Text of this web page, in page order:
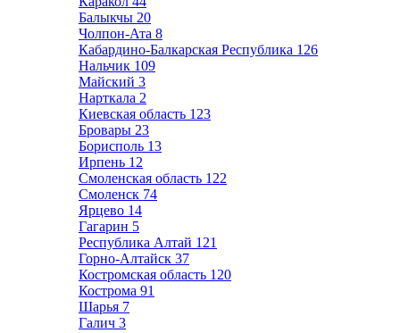
Балыкчы 20
Чолпон-Ата 8
Кабардино-Балкарская Республика 126
Нальчик 109
Майский 3
Нарткала 2
Киевская область 123
Бровары 23
Борисполь 13
Ирпень 12
Смоленская область 122
Смоленск 74
Ярцево 14
Гагарин 5
Республика Алтай 121
Горно-Алтайск 37
Костромская область 120
Кострома 91
Шарья 7
Галич 3